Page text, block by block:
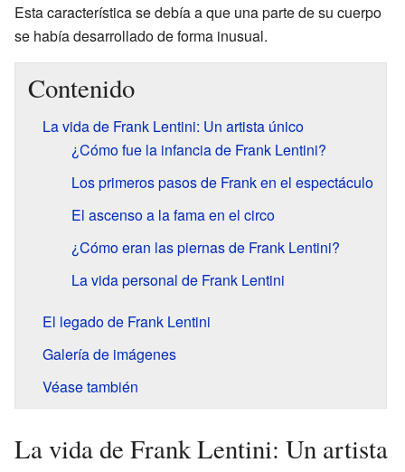
Esta característica se debía a que una parte de su cuerpo
se había desarrollado de forma inusual.
Contenido
La vida de Frank Lentini: Un artista único
¿Cómo fue la infancia de Frank Lentini?
Los primeros pasos de Frank en el espectáculo
El ascenso a la fama en el circo
¿Cómo eran las piernas de Frank Lentini?
La vida personal de Frank Lentini
El legado de Frank Lentini
Galería de imágenes
Véase también
La vida de Frank Lentini: Un artista